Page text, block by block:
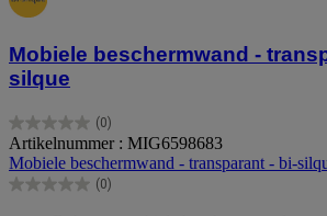
Mobiele beschermwand -
silque
(0)
0.0
van
de
5
Artikelnummer : MIG6598683
Mobiele beschermwand - transparant - bi-
(0)
0.0